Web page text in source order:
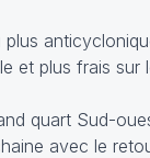
plus
et plus frais
quart Sud-
avec le